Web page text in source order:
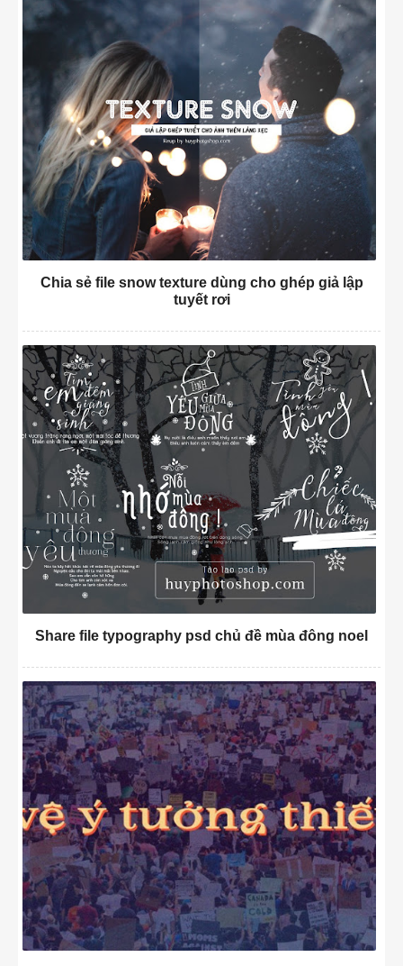
Chia sẻ file snow texture dùng cho ghép giả lập
tuyết rơi
Share file typography psd chủ đề mùa đông noel